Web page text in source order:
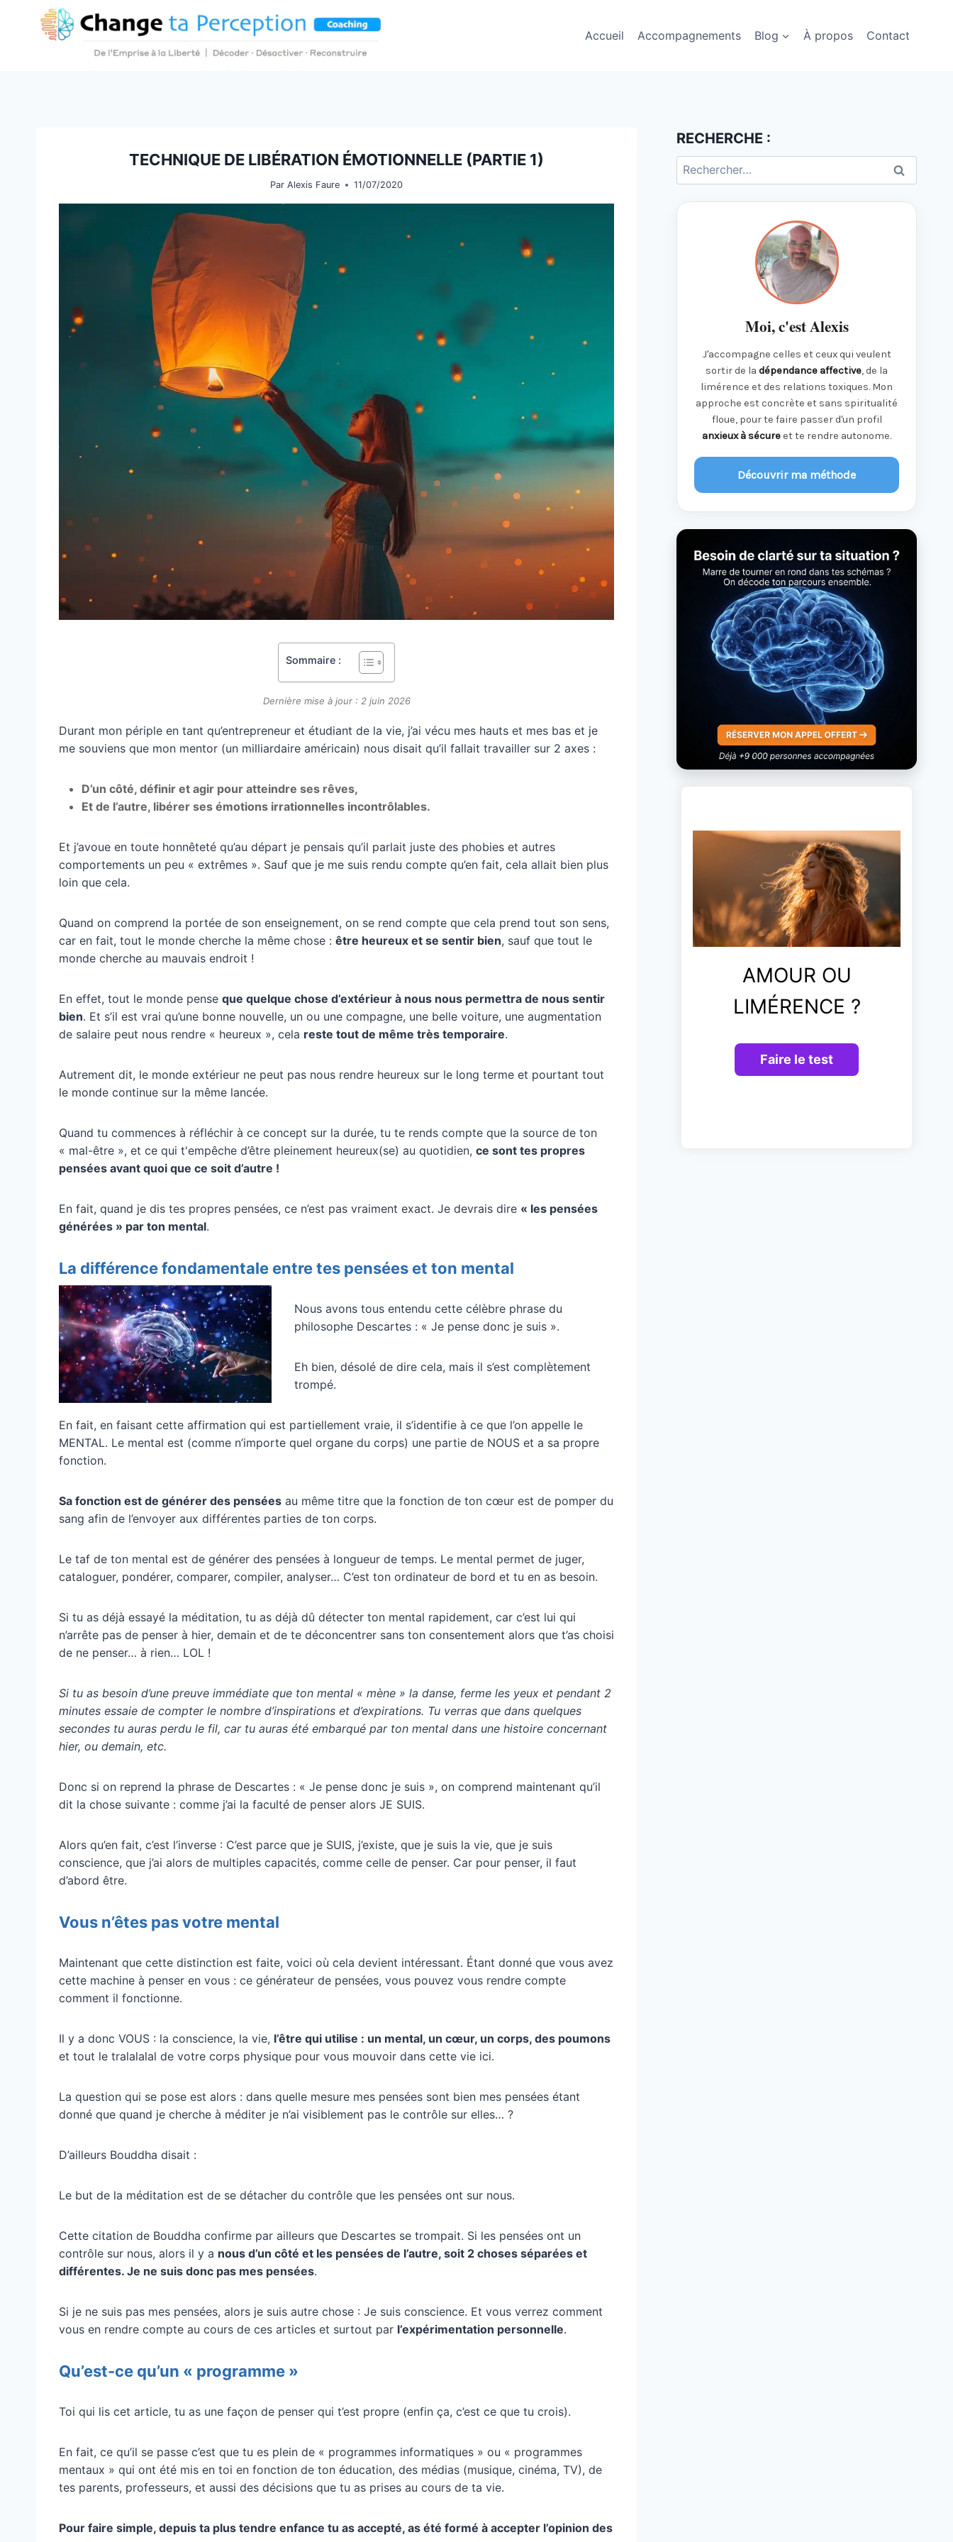
Accueil Accompagnements Blog À propos Contact
TECHNIQUE DE LIBÉRATION ÉMOTIONNELLE (PARTIE 1)
Par Alexis Faure 11/07/2020
Sommaire :
Dernière mise à jour : 2 juin 2026
Durant mon périple en tant qu’entrepreneur et étudiant de la vie, j’ai vécu mes hauts et mes bas et je
me souviens que mon mentor (un milliardaire américain) nous disait qu’il fallait travailler sur 2 axes :
D’un côté, définir et agir pour atteindre ses rêves,
Et de l’autre, libérer ses émotions irrationnelles incontrôlables.
Et j’avoue en toute honnêteté qu’au départ je pensais qu’il parlait juste des phobies et autres
comportements un peu « extrêmes ». Sauf que je me suis rendu compte qu’en fait, cela allait bien plus
loin que cela.
Quand on comprend la portée de son enseignement, on se rend compte que cela prend tout son sens,
car en fait, tout le monde cherche la même chose : être heureux et se sentir bien, sauf que tout le
monde cherche au mauvais endroit !
En effet, tout le monde pense que quelque chose d’extérieur à nous nous permettra de nous sentir
bien. Et s’il est vrai qu’une bonne nouvelle, un ou une compagne, une belle voiture, une augmentation
de salaire peut nous rendre « heureux », cela reste tout de même très temporaire.
Autrement dit, le monde extérieur ne peut pas nous rendre heureux sur le long terme et pourtant tout
le monde continue sur la même lancée.
Quand tu commences à réfléchir à ce concept sur la durée, tu te rends compte que la source de ton
« mal-être », et ce qui t'empêche d’être pleinement heureux(se) au quotidien, ce sont tes propres
pensées avant quoi que ce soit d’autre !
En fait, quand je dis tes propres pensées, ce n’est pas vraiment exact. Je devrais dire « les pensées
générées » par ton mental.
La différence fondamentale entre tes pensées et ton mental
Nous avons tous entendu cette célèbre phrase du
philosophe Descartes : « Je pense donc je suis ».
Eh bien, désolé de dire cela, mais il s’est complètement
trompé.
En fait, en faisant cette affirmation qui est partiellement vraie, il s’identifie à ce que l’on appelle le
MENTAL. Le mental est (comme n’importe quel organe du corps) une partie de NOUS et a sa propre
fonction.
Sa fonction est de générer des pensées au même titre que la fonction de ton cœur est de pomper du
sang afin de l’envoyer aux différentes parties de ton corps.
Le taf de ton mental est de générer des pensées à longueur de temps. Le mental permet de juger,
cataloguer, pondérer, comparer, compiler, analyser… C’est ton ordinateur de bord et tu en as besoin.
Si tu as déjà essayé la méditation, tu as déjà dû détecter ton mental rapidement, car c’est lui qui
n’arrête pas de penser à hier, demain et de te déconcentrer sans ton consentement alors que t’as choisi
de ne penser… à rien… LOL !
Si tu as besoin d’une preuve immédiate que ton mental « mène » la danse, ferme les yeux et pendant 2
minutes essaie de compter le nombre d’inspirations et d’expirations. Tu verras que dans quelques
secondes tu auras perdu le fil, car tu auras été embarqué par ton mental dans une histoire concernant
hier, ou demain, etc.
Donc si on reprend la phrase de Descartes : « Je pense donc je suis », on comprend maintenant qu’il
dit la chose suivante : comme j’ai la faculté de penser alors JE SUIS.
Alors qu’en fait, c’est l’inverse : C’est parce que je SUIS, j’existe, que je suis la vie, que je suis
conscience, que j’ai alors de multiples capacités, comme celle de penser. Car pour penser, il faut
d’abord être.
Vous n’êtes pas votre mental
Maintenant que cette distinction est faite, voici où cela devient intéressant. Étant donné que vous avez
cette machine à penser en vous : ce générateur de pensées, vous pouvez vous rendre compte
comment il fonctionne.
Il y a donc VOUS : la conscience, la vie, l’être qui utilise : un mental, un cœur, un corps, des poumons
et tout le tralalalal de votre corps physique pour vous mouvoir dans cette vie ici.
La question qui se pose est alors : dans quelle mesure mes pensées sont bien mes pensées étant
donné que quand je cherche à méditer je n’ai visiblement pas le contrôle sur elles… ?
D’ailleurs Bouddha disait :
Le but de la méditation est de se détacher du contrôle que les pensées ont sur nous.
Cette citation de Bouddha confirme par ailleurs que Descartes se trompait. Si les pensées ont un
contrôle sur nous, alors il y a nous d’un côté et les pensées de l’autre, soit 2 choses séparées et
différentes. Je ne suis donc pas mes pensées.
Si je ne suis pas mes pensées, alors je suis autre chose : Je suis conscience. Et vous verrez comment
vous en rendre compte au cours de ces articles et surtout par l’expérimentation personnelle.
Qu’est-ce qu’un « programme »
Toi qui lis cet article, tu as une façon de penser qui t’est propre (enfin ça, c’est ce que tu crois).
En fait, ce qu’il se passe c’est que tu es plein de « programmes informatiques » ou « programmes
mentaux » qui ont été mis en toi en fonction de ton éducation, des médias (musique, cinéma, TV), de
tes parents, professeurs, et aussi des décisions que tu as prises au cours de ta vie.
Pour faire simple, depuis ta plus tendre enfance tu as accepté, as été formé à accepter l’opinion des
RECHERCHE :
Rechercher :
Moi, c'est Alexis
J'accompagne celles et ceux qui veulent
sortir de ladépendance affective, de la
limérence et des relations toxiques. Mon
approche est concrète et sans spiritualité
floue, pour te faire passer d'un profil
anxieux à sécureet te rendre autonome.
Découvrir ma méthode
AMOUR OU
LIMÉRENCE ?